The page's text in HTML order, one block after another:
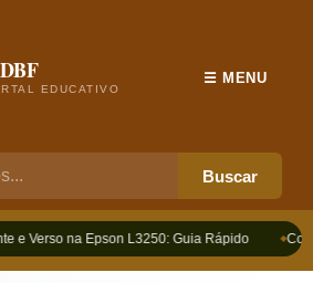
EDUCATIVO
Buscar
☰ MENU
e Verso na Epson L3250: Guia Rápido